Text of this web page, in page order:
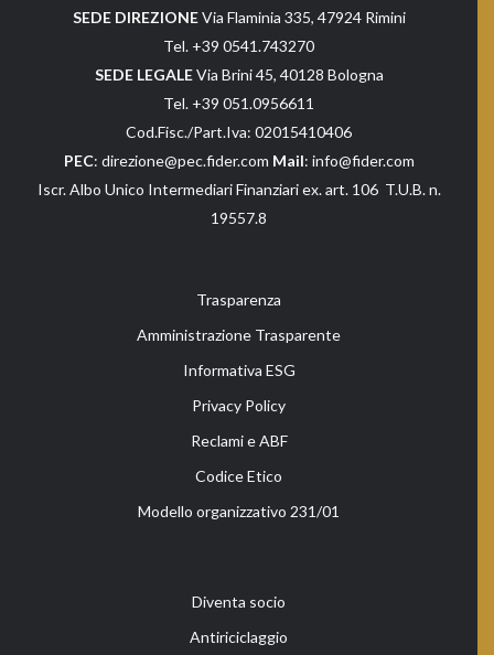
SEDE DIREZIONEVia Flaminia 335, 47924 Rimini
Tel. +39 0541.743270
SEDE LEGALEVia Brini 45, 40128 Bologna
Tel. +39 051.0956611
Cod.Fisc./Part.Iva: 02015410406
PEC: direzione@pec.fider.com Mail: info@fider.com
Iscr. Albo Unico Intermediari Finanziari ex. art. 106 T.U.B. n.
19557.8
Trasparenza
Amministrazione Trasparente
Informativa ESG
Privacy Policy
Reclami e ABF
Codice Etico
Modello organizzativo 231/01
Diventa socio
Antiriciclaggio